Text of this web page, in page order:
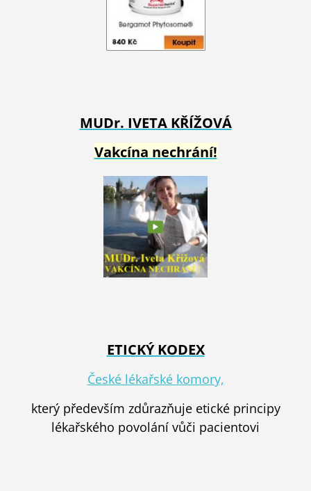
MUDr. IVETA KŘÍŽOVÁ
Vakcína nechrání!
ETICKÝ KODEX
České lékařské komory,
který především zdůrazňuje etické principy
lékařského povolání vůči pacientovi